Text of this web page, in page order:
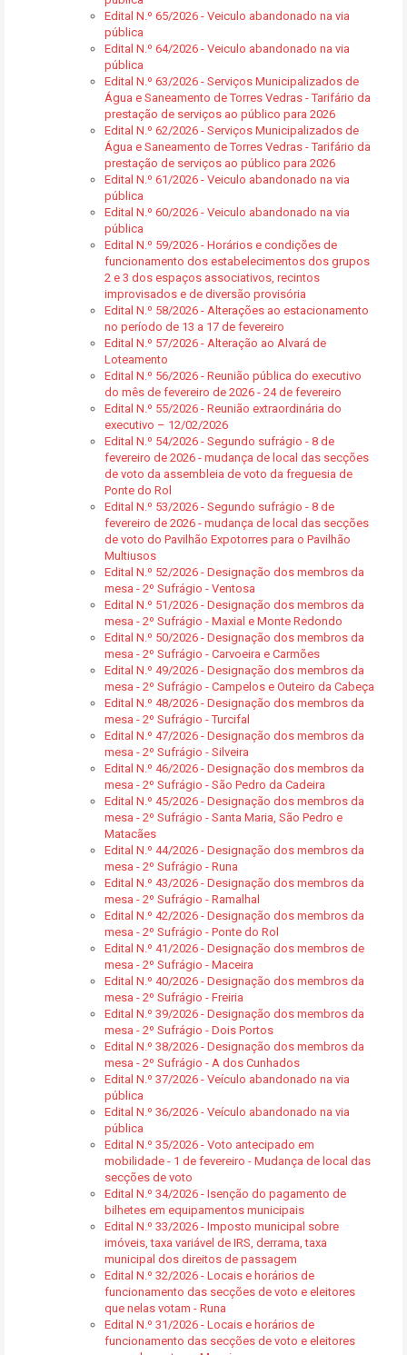
Edital N.º 65/2026 - Veiculo abandonado na via
pública
Edital N.º 64/2026 - Veiculo abandonado na via
pública
Edital N.º 63/2026 - Serviços Municipalizados de
Água e Saneamento de Torres Vedras - Tarifário da
prestação de serviços ao público para 2026
Edital N.º 62/2026 - Serviços Municipalizados de
Água e Saneamento de Torres Vedras - Tarifário da
prestação de serviços ao público para 2026
Edital N.º 61/2026 - Veiculo abandonado na via
pública
Edital N.º 60/2026 - Veiculo abandonado na via
pública
Edital N.º 59/2026 - Horários e condições de
funcionamento dos estabelecimentos dos grupos
2 e 3 dos espaços associativos, recintos
improvisados e de diversão provisória
Edital N.º 58/2026 - Alterações ao estacionamento
no período de 13 a 17 de fevereiro
Edital N.º 57/2026 - Alteração ao Alvará de
Loteamento
Edital N.º 56/2026 - Reunião pública do executivo
do mês de fevereiro de 2026 - 24 de fevereiro
Edital N.º 55/2026 - Reunião extraordinária do
executivo – 12/02/2026
Edital N.º 54/2026 - Segundo sufrágio - 8 de
fevereiro de 2026 - mudança de local das secções
de voto da assembleia de voto da freguesia de
Ponte do Rol
Edital N.º 53/2026 - Segundo sufrágio - 8 de
fevereiro de 2026 - mudança de local das secções
de voto do Pavilhão Expotorres para o Pavilhão
Multiusos
Edital N.º 52/2026 - Designação dos membros da
mesa - 2º Sufrágio - Ventosa
Edital N.º 51/2026 - Designação dos membros da
mesa - 2º Sufrágio - Maxial e Monte Redondo
Edital N.º 50/2026 - Designação dos membros da
mesa - 2º Sufrágio - Carvoeira e Carmões
Edital N.º 49/2026 - Designação dos membros da
mesa - 2º Sufrágio - Campelos e Outeiro da Cabeça
Edital N.º 48/2026 - Designação dos membros da
mesa - 2º Sufrágio - Turcifal
Edital N.º 47/2026 - Designação dos membros da
mesa - 2º Sufrágio - Silveira
Edital N.º 46/2026 - Designação dos membros da
mesa - 2º Sufrágio - São Pedro da Cadeira
Edital N.º 45/2026 - Designação dos membros da
mesa - 2º Sufrágio - Santa Maria, São Pedro e
Matacães
Edital N.º 44/2026 - Designação dos membros da
mesa - 2º Sufrágio - Runa
Edital N.º 43/2026 - Designação dos membros da
mesa - 2º Sufrágio - Ramalhal
Edital N.º 42/2026 - Designação dos membros da
mesa - 2º Sufrágio - Ponte do Rol
Edital N.º 41/2026 - Designação dos membros de
mesa - 2º Sufrágio - Maceira
Edital N.º 40/2026 - Designação dos membros da
mesa - 2º Sufrágio - Freiria
Edital N.º 39/2026 - Designação dos membros da
mesa - 2º Sufrágio - Dois Portos
Edital N.º 38/2026 - Designação dos membros da
mesa - 2º Sufrágio - A dos Cunhados
Edital N.º 37/2026 - Veículo abandonado na via
pública
Edital N.º 36/2026 - Veículo abandonado na via
pública
Edital N.º 35/2026 - Voto antecipado em
mobilidade - 1 de fevereiro - Mudança de local das
secções de voto
Edital N.º 34/2026 - Isenção do pagamento de
bilhetes em equipamentos municipais
Edital N.º 33/2026 - Imposto municipal sobre
imóveis, taxa variável de IRS, derrama, taxa
municipal dos direitos de passagem
Edital N.º 32/2026 - Locais e horários de
funcionamento das secções de voto e eleitores
que nelas votam - Runa
Edital N.º 31/2026 - Locais e horários de
funcionamento das secções de voto e eleitores